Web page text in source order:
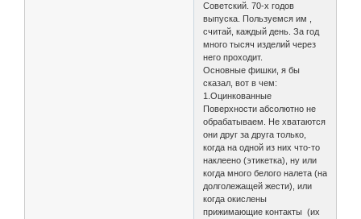
Советский. 70-х годов
выпуска. Пользуемся им ,
считай, каждый день. За год
много тысяч изделий через
него проходит.
Основные фишки, я бы
сказал, вот в чем:
1.Оцинкованные
Поверхности абсолютно не
обрабатываем. Не хватаются
они друг за друга только,
когда на одной из них что-то
наклеено (этикетка), ну или
когда много белого налета (на
долголежащей жести), или
когда окислены
прижимающие контакты (их